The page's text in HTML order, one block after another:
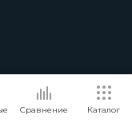
Сравнение Каталог
Я согласен